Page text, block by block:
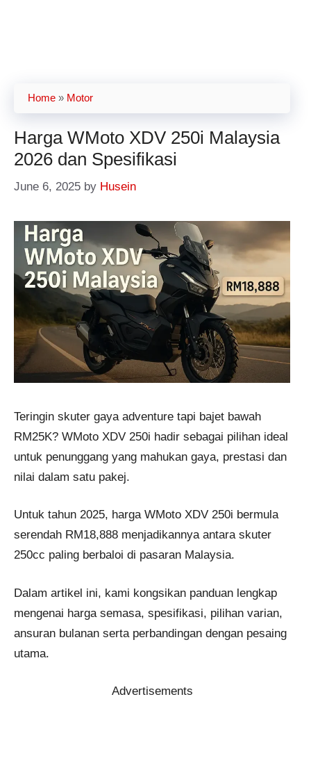
Home » Motor
Harga WMoto XDV 250i Malaysia
2026 dan Spesifikasi
June 6, 2025 by Husein
Teringin skuter gaya adventure tapi bajet bawah
RM25K? WMoto XDV 250i hadir sebagai pilihan ideal
untuk penunggang yang mahukan gaya, prestasi dan
nilai dalam satu pakej.
Untuk tahun 2025, harga WMoto XDV 250i bermula
serendah RM18,888 menjadikannya antara skuter
250cc paling berbaloi di pasaran Malaysia.
Dalam artikel ini, kami kongsikan panduan lengkap
mengenai harga semasa, spesifikasi, pilihan varian,
ansuran bulanan serta perbandingan dengan pesaing
utama.
Advertisements